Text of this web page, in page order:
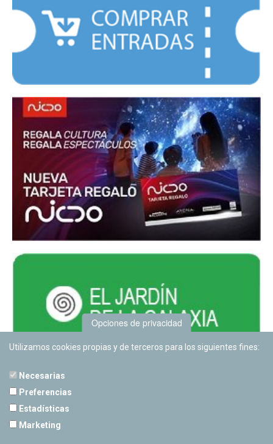
Opciones de privacidad
Utilizamos cookies propias y de terceros para los siguientes fines:
Necesarias
Preferencias
Estadísticas
Marketing